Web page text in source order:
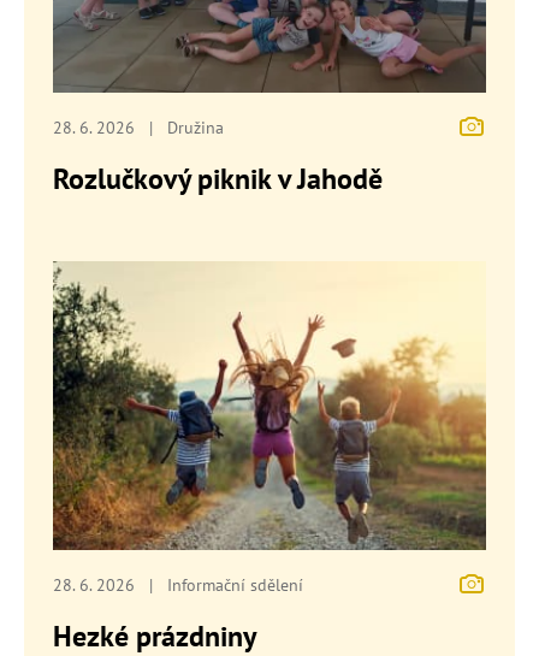
28. 6. 2026 | Družina
Rozlučkový piknik v Jahodě
28. 6. 2026 | Informační sdělení
Hezké prázdniny